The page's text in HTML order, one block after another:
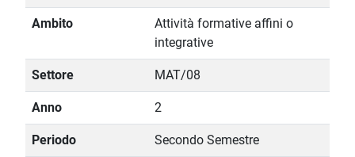
Ambito
Attività formative affini o
integrative
Settore MAT/08
Anno 2
Periodo Secondo Semestre